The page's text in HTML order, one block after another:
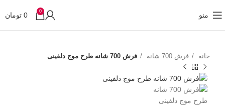
منو 0
0 تومان
خانه فرش 700 شانه فرش 700 شانه طرح موج دلفینی